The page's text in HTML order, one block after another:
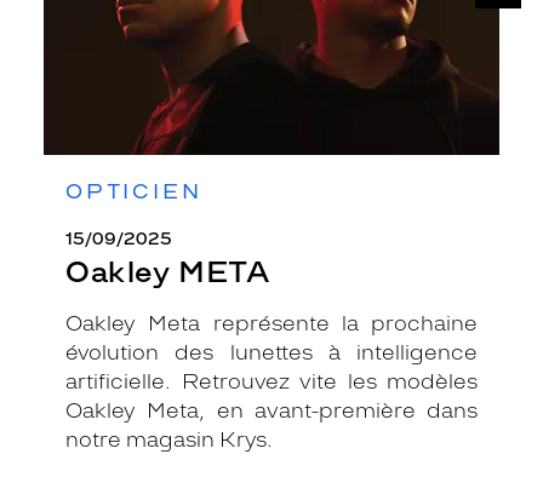
OPTICIEN
15/09/2025
Oakley META
Oakley Meta représente la prochaine
évolution des lunettes à intelligence
artificielle. Retrouvez vite les modèles
Oakley Meta, en avant-première dans
notre magasin Krys.